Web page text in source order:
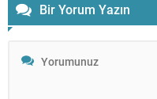
Bir Yorum Yazın